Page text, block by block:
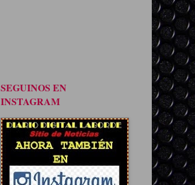
SEGUINOS EN
INSTAGRAM